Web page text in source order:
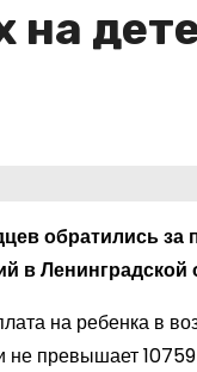
на
обратились
в Ленинградской
на ребенка в
превышает 10759